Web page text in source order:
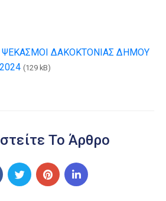
ΨΕΚΑΣΜΟΙ ΔΑΚΟΚΤΟΝΙΑΣ ΔΗΜΟΥ
(129 kB)
Το Άρθρο